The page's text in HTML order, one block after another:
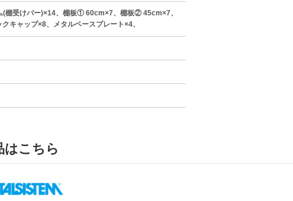
(棚受けバー)×14、棚板① 60cm×7、棚板② 45cm×7、
キャップ×8、メタルベースプレート×4、
はこちら